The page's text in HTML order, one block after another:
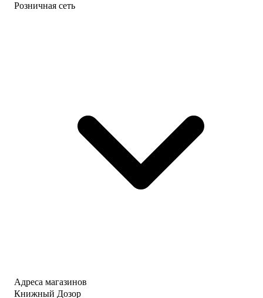
Розничная сеть
Адреса магазинов
Книжный Дозор